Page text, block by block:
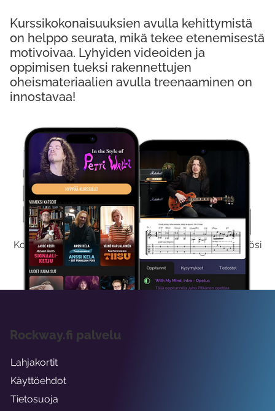
Kokeile Ilmaiseksi
Kokeilemalla ilmaiseksi saat koko sisältömme käyttöösi
viikon ajaksi.
Kurssikokonaisuuksien avulla kehittymistä
on helppo seurata, mikä tekee etenemisestä
motivoivaa. Lyhyiden videoiden ja
oppimisen tueksi rakennettujen
oheismateriaalien avulla treenaaminen on
innostavaa!
Rockway.fi palvelu
Lahjakortit
Käyttöehdot
Tietosuoja